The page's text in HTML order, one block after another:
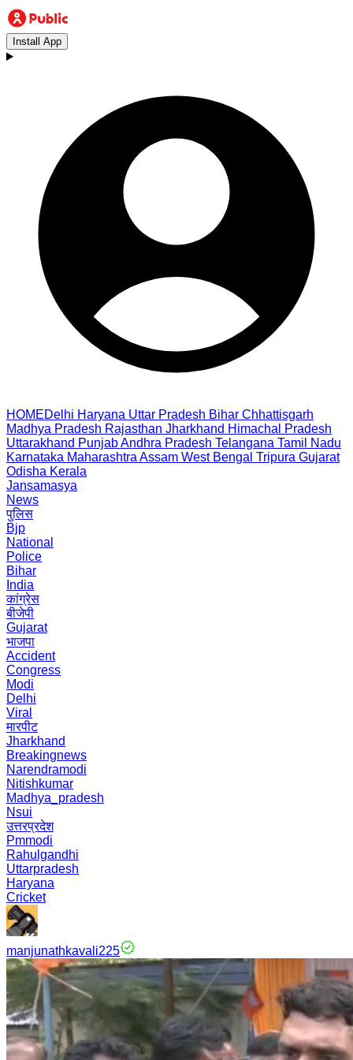
Install App
HOMEDelhi Haryana Uttar Pradesh Bihar Chhattisgarh
Madhya Pradesh Rajasthan Jharkhand Himachal Pradesh
Uttarakhand PunjabAndhra Pradesh Telangana Tamil Nadu
Karnataka Maharashtra Assam West Bengal Tripura Gujarat
Odisha Kerala
Jansamasya
News
पुलिस
Bjp
National
Police
Bihar
India
कांग्रेस
बीजेपी
Gujarat
भाजपा
Accident
Congress
Modi
Delhi
Viral
मारपीट
Jharkhand
Breakingnews
Narendramodi
Nitishkumar
Madhya_pradesh
Nsui
उत्तरप्रदेश
Pmmodi
Rahulgandhi
Uttarpradesh
Haryana
Cricket
manjunathkavali225